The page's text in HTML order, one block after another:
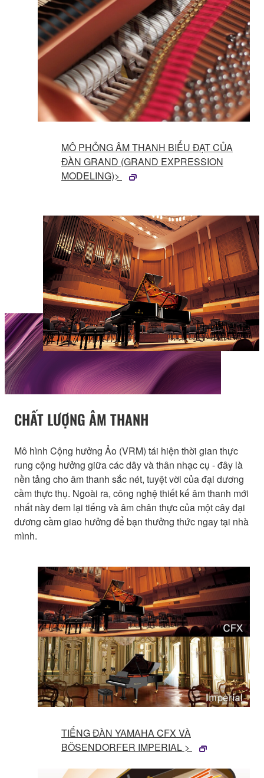
MÔ PHỎNG ÂM THANH BIỂU ĐẠT CỦA
ĐÀN GRAND (GRAND EXPRESSION
MODELING)>
CHẤT LƯỢNG ÂM THANH
Mô hình Cộng hưởng Ảo (VRM) tái hiện thời gian thực
rung cộng hưởng giữa các dây và thân nhạc cụ - đây là
nền tảng cho âm thanh sắc nét, tuyệt vời của đại dương
cầm thực thụ. Ngoài ra, công nghệ thiết kế âm thanh mới
nhất này đem lại tiếng và âm chân thực của một cây đại
dương cầm giao hưởng để bạn thưởng thức ngay tại nhà
mình.
TIẾNG ĐÀN YAMAHA CFX VÀ
BÖSENDORFER IMPERIAL >